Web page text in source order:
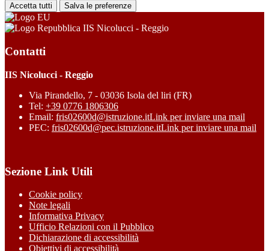
Accetta tutti Salva le preferenze
IIS Nicolucci - Reggio
Contatti
IIS Nicolucci - Reggio
Via Pirandello, 7 - 03036 Isola del liri (FR)
Tel: +39 0776 1806306
Email: fris02600d@istruzione.itLink per inviare una mail
PEC: fris02600d@pec.istruzione.itLink per inviare una mail
Sezione Link Utili
Cookie policy
Note legali
Informativa Privacy
Ufficio Relazioni con il Pubblico
Dichiarazione di accessibilità
Obiettivi di accessibilità